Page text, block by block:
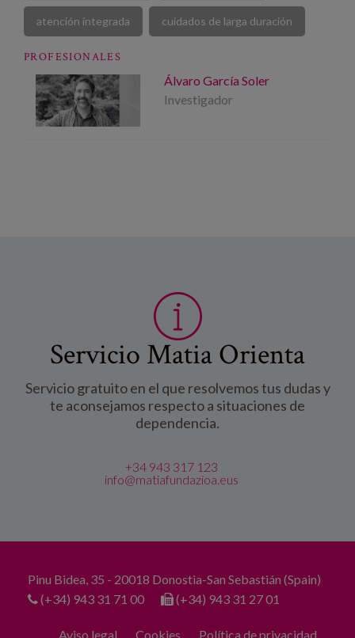
atención integrada cuidados de larga duración
PROFESIONALES
Álvaro García Soler
Investigador
Servicio Matia Orienta
Servicio gratuito en el que resolvemos tus dudas y
te aconsejamos respecto a situaciones de
dependencia.
+34 943 317 123
info@matiafundazioa.eus
Pinu Bidea, 35 - 20018 Donostia-San Sebastián (Spain)
(+34) 943 31 71 00
(+34) 943 31 27 01
Aviso legal Cookies Política de privacidad.